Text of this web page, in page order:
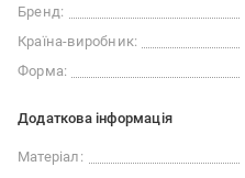
Бренд:
Країна-виробник:
Форма:
Додаткова інформація
Матеріал: